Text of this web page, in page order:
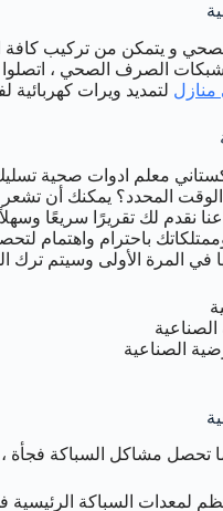
الصحي و يتمكن من تركيب
شبكات الصرف الصحي ،
منازل لتمديد ويرات كهربائية
معلم ادوات صحية
المحدد؟ يمكنك أن تشعر
نقدم لك تقريرًا سريعًا
باحترام واهتمام
في المرة الأولى وسيتم ترك
الصناعية
مشاكل السباكة فجأة ،
لمعدات السباكة الرئيسية